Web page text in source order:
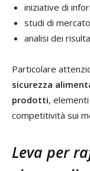
iniziative di
studi di
analisi dei
Particolare
sicurezza
prodotti,
competitività sui
Leva per